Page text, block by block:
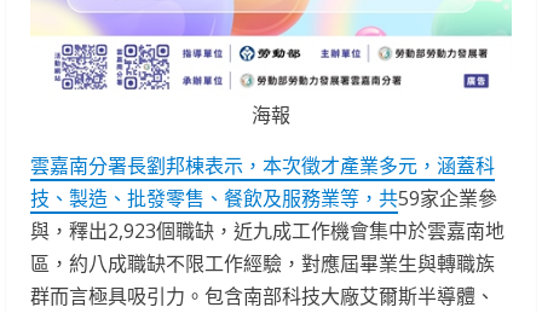
海報
雲嘉南分署長劉邦棟表示，本次徵才產業多元，涵蓋科
技、製造、批發零售、餐飲及服務業等，共59家企業參
與，釋出2,923個職缺，近九成工作機會集中於雲嘉南地
區，約八成職缺不限工作經驗，對應屆畢業生與轉職族
群而言極具吸引力。包含南部科技大廠艾爾斯半導體、